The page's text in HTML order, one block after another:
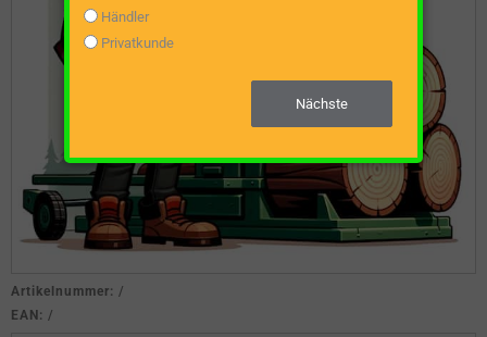
Artikelnummer: /
EAN: /
Händler
Privatkunde
Nächste